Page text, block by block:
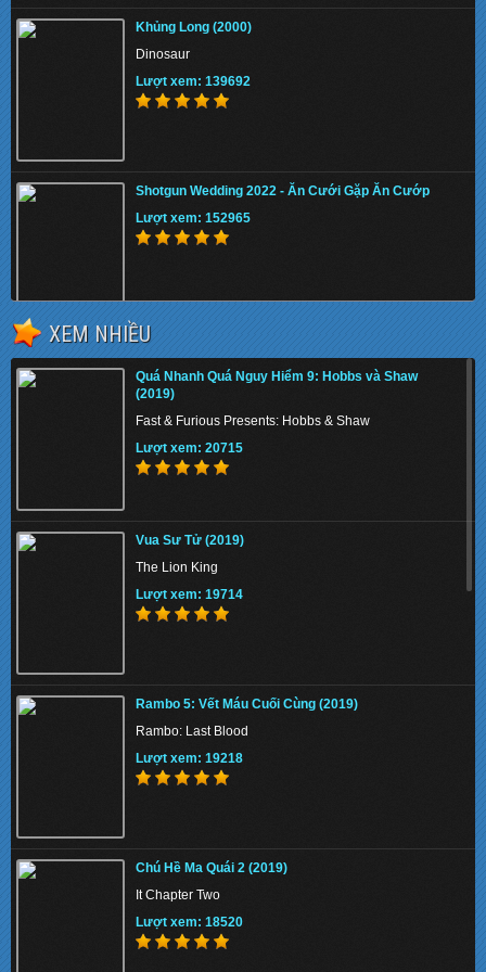
Khủng Long (2000)
Dinosaur
Lượt xem: 139692
Shotgun Wedding 2022 - Ăn Cưới Gặp Ăn Cướp
Lượt xem: 152965
Lượt xem: 153731
The Union 2024 - Liên minh tuyệt mật
Lượt xem: 141884
Thiên Nga Bóng Đêm S01 2022 - Eve
Lượt xem: 147602
Memory 2022 - Hồi Ức Sát Thủ
Lượt xem: 153983
XEM NHIỀU
Quá Nhanh Quá Nguy Hiểm 9: Hobbs và Shaw
(2019)
Fast & Furious Presents: Hobbs & Shaw
Lượt xem: 20715
Vua Sư Tử (2019)
The Lion King
Lượt xem: 19714
Rambo 5: Vết Máu Cuối Cùng (2019)
Rambo: Last Blood
Lượt xem: 19218
Chú Hề Ma Quái 2 (2019)
It Chapter Two
Lượt xem: 18520